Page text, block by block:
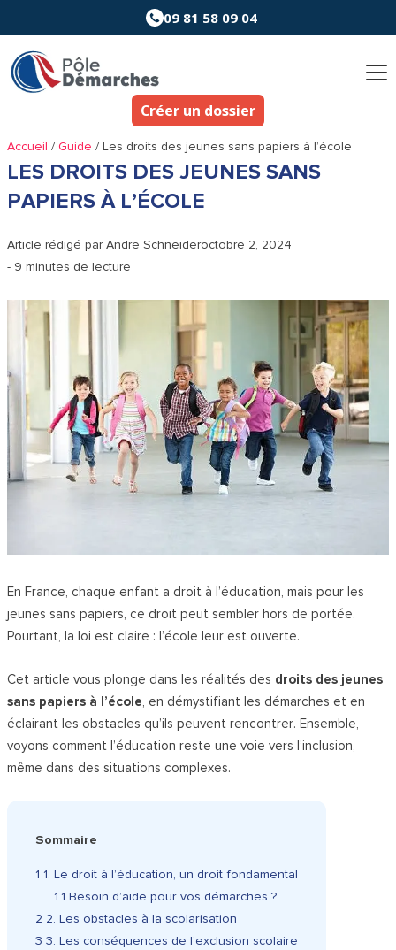
au
contenu
09 81 58 09 04
Créer un dossier
Accueil /Guide /Les droits des jeunes sans papiers à l’école
LES DROITS DES JEUNES SANS
PAPIERS À L’ÉCOLE
Article rédigé parAndre Schneideroctobre 2, 2024
- 9 minutes de lecture
En France, chaque enfant a droit à l’éducation, mais pour les
jeunes sans papiers, ce droit peut sembler hors de portée.
Pourtant, la loi est claire : l’école leur est ouverte.
Cet article vous plonge dans les réalités des droits des jeunes
sans papiers à l’école, en démystifiant les démarches et en
éclairant les obstacles qu’ils peuvent rencontrer. Ensemble,
voyons comment l’éducation reste une voie vers l’inclusion,
même dans des situations complexes.
Sommaire
1 1. Le droit à l’éducation, un droit fondamental
1.1 Besoin d’aide pour vos démarches ?
2 2. Les obstacles à la scolarisation
3 3. Les conséquences de l’exclusion scolaire